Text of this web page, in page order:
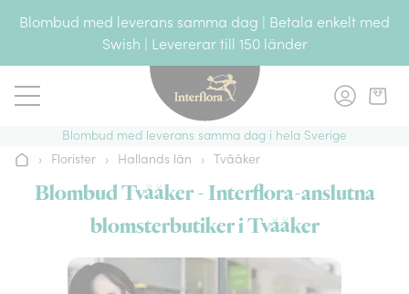
Blombud med leverans samma dag | Betala enkelt med
Swish | Levererar till 150 länder
Blombud med leverans samma dag i hela Sverige
Hem› Florister › Hallands län › Tvååker
Blombud Tvååker - Interflora-anslutna
blomsterbutiker i Tvååker